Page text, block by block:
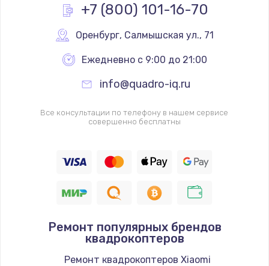
+7 (800) 101-16-70
Оренбург, Салмышская ул., 71
Ежедневно с 9:00 до 21:00
info@quadro-iq.ru
Все консультации по телефону в нашем сервисе
совершенно бесплатны
Ремонт популярных брендов
квадрокоптеров
Ремонт квадрокоптеров Xiaomi